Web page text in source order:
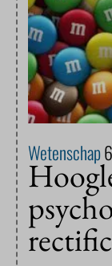
Wetenschap